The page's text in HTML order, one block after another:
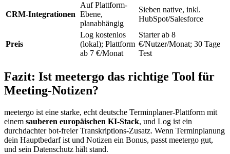
CRM-Integrationen
Auf Plattform-
Ebene,
planabhängig
Sieben native, inkl.
HubSpot/Salesforce
Preis
Log kostenlos
(lokal); Plattform
ab 7 €/Monat
Starter ab 8
€/Nutzer/Monat; 30 Tage
Test
Fazit: Ist meetergo das richtige Tool für
Meeting-Notizen?
meetergo ist eine starke, echt deutsche Terminplaner-Plattform mit
einem sauberen europäischen KI-Stack, und Log ist ein
durchdachter bot-freier Transkriptions-Zusatz. Wenn Terminplanung
dein Hauptbedarf ist und Notizen ein Bonus, passt meetergo gut,
und sein Datenschutz hält stand.